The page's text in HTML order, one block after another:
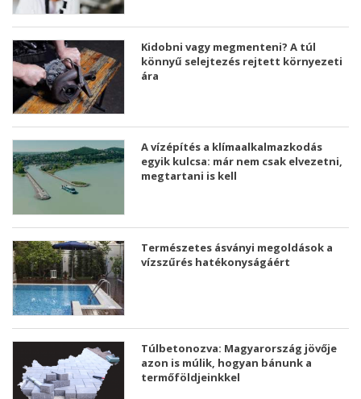
Kidobni vagy megmenteni? A túl
könnyű selejtezés rejtett környezeti
ára
A vízépítés a klímaalkalmazkodás
egyik kulcsa: már nem csak elvezetni,
megtartani is kell
Természetes ásványi megoldások a
vízszűrés hatékonyságáért
Túlbetonozva: Magyarország jövője
azon is múlik, hogyan bánunk a
termőföldjeinkkel